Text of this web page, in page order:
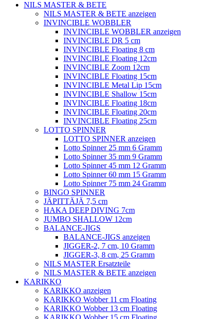
NILS MASTER & BETE
NILS MASTER & BETE anzeigen
INVINCIBLE WOBBLER
INVINCIBLE WOBBLER anzeigen
INVINCIBLE DR 5 cm
INVINCIBLE Floating 8 cm
INVINCIBLE Floating 12cm
INVINCIBLE Zoom 12cm
INVINCIBLE Floating 15cm
INVINCIBLE Metal Lip 15cm
INVINCIBLE Shallow 15cm
INVINCIBLE Floating 18cm
INVINCIBLE Floating 20cm
INVINCIBLE Floating 25cm
LOTTO SPINNER
LOTTO SPINNER anzeigen
Lotto Spinner 25 mm 6 Gramm
Lotto Spinner 35 mm 9 Gramm
Lotto Spinner 45 mm 12 Gramm
Lotto Spinner 60 mm 15 Gramm
Lotto Spinner 75 mm 24 Gramm
BINGO SPINNER
JÄPITTÄJÄ 7,5 cm
HAKA DEEP DIVING 7cm
JUMBO SHALLOW 12cm
BALANCE-JIGS
BALANCE-JIGS anzeigen
JIGGER-2, 7 cm, 10 Gramm
JIGGER-3, 8 cm, 25 Gramm
NILS MASTER Ersatzteile
NILS MASTER & BETE anzeigen
KARIKKO
KARIKKO anzeigen
KARIKKO Wobber 11 cm Floating
KARIKKO Wobber 13 cm Floating
KARIKKO Wobber 15 cm Floating